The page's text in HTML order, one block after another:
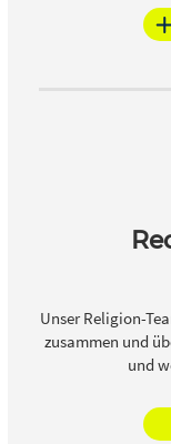
Unser Religion-
zusammen und
und